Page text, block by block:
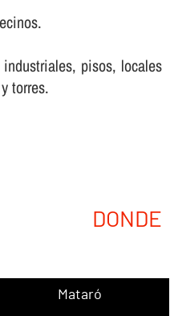
pisos, locales
torres.
DONDE
Mataró